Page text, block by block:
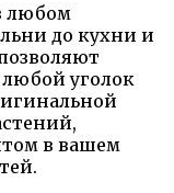
любом
до кухни и
уголок
в вашем